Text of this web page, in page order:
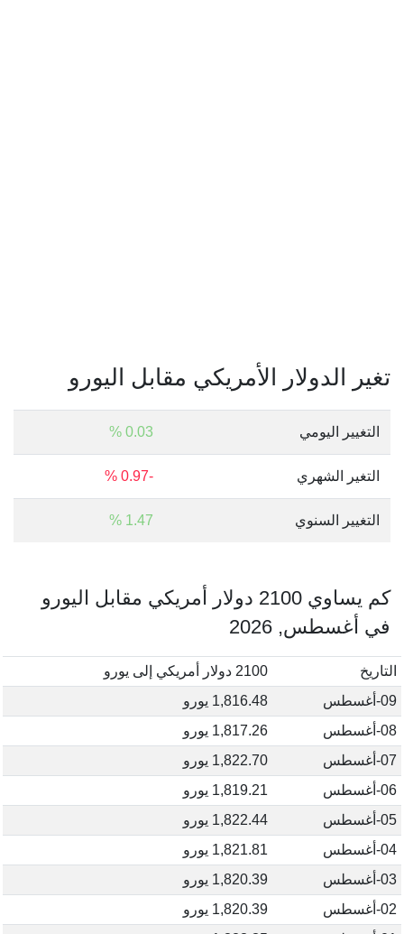
تغير الدولار الأمريكي مقابل اليورو
التغيير اليومي 0.03 %
التغير الشهري -0.97 %
التغيير السنوي 1.47 %
كم يساوي 2100 دولار أمريكي مقابل اليورو
في أغسطس, 2026
التاريخ
2100 دولار أمريكي إلى يورو
09-أغسطس
1,816.48 يورو
08-أغسطس
1,817.26 يورو
07-أغسطس
1,822.70 يورو
06-أغسطس
1,819.21 يورو
05-أغسطس
1,822.44 يورو
04-أغسطس
1,821.81 يورو
03-أغسطس
1,820.39 يورو
02-أغسطس
1,820.39 يورو